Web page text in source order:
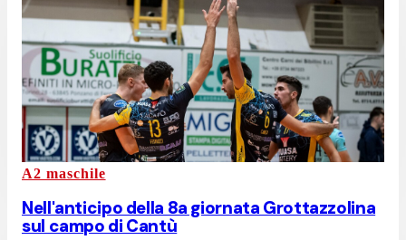
A2 maschile
Nell'anticipo della 8a giornata Grottazzolina
sul campo di Cantù